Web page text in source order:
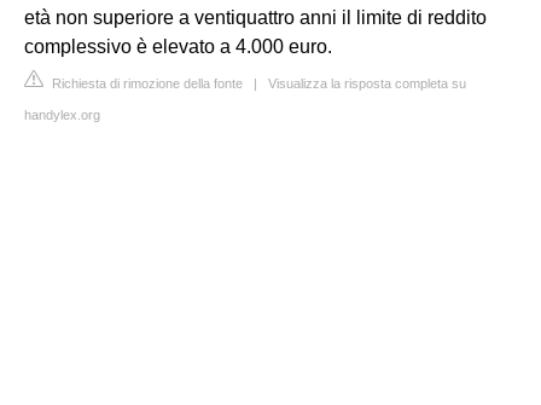
età non superiore a ventiquattro anni il limite di reddito
complessivo è elevato a 4.000 euro.
Richiesta di rimozione della fonte | Visualizza la risposta completa su
handylex.org